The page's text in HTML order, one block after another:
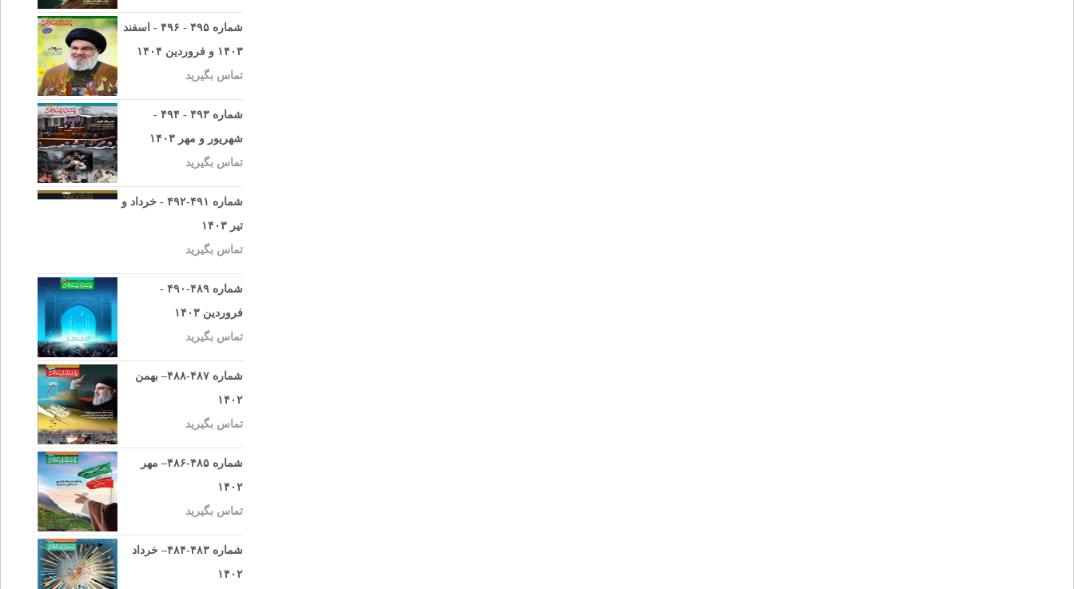
شماره ۴۹۵ - ۴۹۶ - اسفند
۱۴۰۳ و فروردین ۱۴۰۴
تماس بگیرید
شماره ۴۹۳ - ۴۹۴ -
شهریور و مهر ۱۴۰۳
تماس بگیرید
شماره ۴۹۱-۴۹۲ - خرداد و
تیر ۱۴۰۳
تماس بگیرید
شماره ۴۸۹-۴۹۰ -
فروردین ۱۴۰۳
تماس بگیرید
شماره ۴۸۷-۴۸۸– بهمن
۱۴۰۲
تماس بگیرید
شماره ۴۸۵-۴۸۶– مهر
۱۴۰۲
تماس بگیرید
شماره ۴۸۳-۴۸۴– خرداد
۱۴۰۲